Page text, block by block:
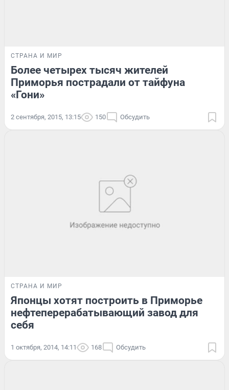
СТРАНА И МИР
Более четырех тысяч жителей
Приморья пострадали от тайфуна
«Гони»
2 сентября, 2015, 13:15 150 Обсудить
СТРАНА И МИР
Японцы хотят построить в Приморье
нефтеперерабатывающий завод для
себя
1 октября, 2014, 14:11 168 Обсудить